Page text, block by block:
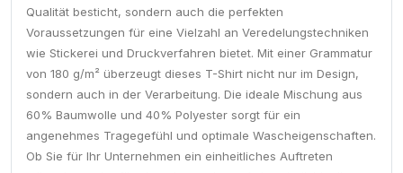
Qualität besticht, sondern auch die perfekten
Voraussetzungen für eine Vielzahl an Veredelungstechniken
wie Stickerei und Druckverfahren bietet. Mit einer Grammatur
von 180 g/m² überzeugt dieses T-Shirt nicht nur im Design,
sondern auch in der Verarbeitung. Die ideale Mischung aus
60% Baumwolle und 40% Polyester sorgt für ein
angenehmes Tragegefühl und optimale Wascheigenschaften.
Ob Sie für Ihr Unternehmen ein einheitliches Auftreten